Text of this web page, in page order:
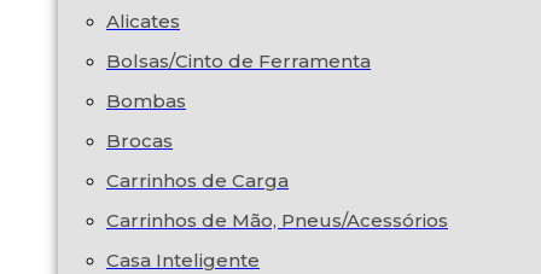
Alicates
Bolsas/Cinto de Ferramenta
Bombas
Brocas
Carrinhos de Carga
Carrinhos de Mão, Pneus/Acessórios
Casa Inteligente